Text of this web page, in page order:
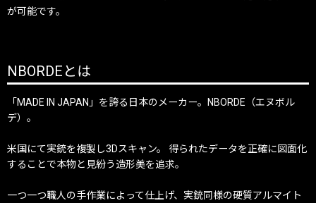
が可能です。
NBORDEとは
「MADE IN JAPAN」を誇る日本のメーカー。NBORDE（エヌボル
デ）。
米国にて実銃を複製し3Dスキャン。 得られたデータを正確に図面化
することで本物と見紛う造形美を追求。
一つ一つ職人の手作業によって仕上げ、実銃同様の硬質アルマイト